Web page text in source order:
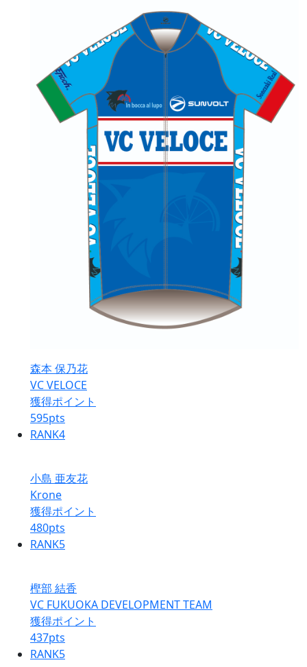
森本 保乃花
VC VELOCE
獲得ポイント
595pts
RANK4
小島 亜友花
Krone
獲得ポイント
480pts
RANK5
樫部 結香
VC FUKUOKA DEVELOPMENT TEAM
獲得ポイント
437pts
RANK5